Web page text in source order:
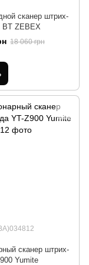
сканер штрих-
BT ZEBEX
18 060 грн
сканер штрих-
Yumite